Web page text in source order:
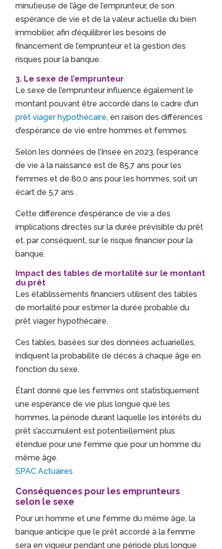
minutieuse de l’âge de l’emprunteur, de son
espérance de vie et de la valeur actuelle du bien
immobilier, afin d’équilibrer les besoins de
financement de l’emprunteur et la gestion des
risques pour la banque.
3. Le sexe de l’emprunteur
Le sexe de l’emprunteur influence également le
montant pouvant être accordé dans le cadre d’un
prêt viager hypothécaire, en raison des différences
d’espérance de vie entre hommes et femmes.
Selon les données de l’Insee en 2023, l’espérance
de vie à la naissance est de 85,7 ans pour les
femmes et de 80,0 ans pour les hommes, soit un
écart de 5,7 ans .
Cette différence d’espérance de vie a des
implications directes sur la durée prévisible du prêt
et, par conséquent, sur le risque financier pour la
banque.
Impact des tables de mortalité sur le montant
du prêt
Les établissements financiers utilisent des tables
de mortalité pour estimer la durée probable du
prêt viager hypothécaire.
Ces tables, basées sur des données actuarielles,
indiquent la probabilité de décès à chaque âge en
fonction du sexe.
Étant donné que les femmes ont statistiquement
une espérance de vie plus longue que les
hommes, la période durant laquelle les intérêts du
prêt s’accumulent est potentiellement plus
étendue pour une femme que pour un homme du
même âge.
SPAC Actuaires
Conséquences pour les emprunteurs
selon le sexe
Pour un homme et une femme du même âge, la
banque anticipe que le prêt accordé à la femme
sera en vigueur pendant une période plus longue